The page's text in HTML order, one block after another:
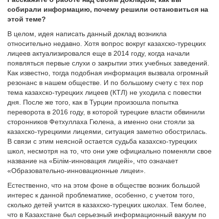
собирали информацию, почему решили остановиться на
этой теме?
В целом, идея написать данный доклад возникла
относительно недавно. Хотя вопрос вокруг казахско-турецких
лицеев актуализировался еще в 2014 году, когда начали
появляться первые слухи о закрытии этих учебных заведений.
Как известно, тогда подобная информация вызвала огромный
резонанс в нашем обществе. И по большому счету с тех пор
тема казахско-турецких лицеев (КТЛ) не уходила с повестки
дня. После же того, как в Турции произошла попытка
переворота в 2016 году, в которой турецкие власти обвинили
сторонников Фетхуллаха Гюлена, а именно они стояли за
казахско-турецкими лицеями, ситуация заметно обострилась.
В связи с этим неясной остается судьба казахско-турецких
школ, несмотря на то, что они уже официально поменяли свое
название на «Білім-инновация лицейі», что означает
«Образовательно-инновационные лицеи».
Естественно, что на этом фоне в обществе возник большой
интерес к данной проблематике, особенно, с учетом того,
сколько детей учится в казахско-турецких школах. Тем более,
что в Казахстане был серьезный информационный вакуум по